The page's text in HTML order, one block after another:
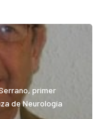
primer
de Neurología